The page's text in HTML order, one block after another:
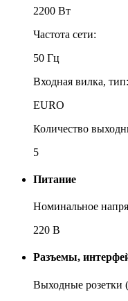
2200 Вт
Частота сети:
50 Гц
Входная вилка, тип:
EURO
Количество
5
Питание
Номинальное
220 В
Разъемы,
Выходные розетки